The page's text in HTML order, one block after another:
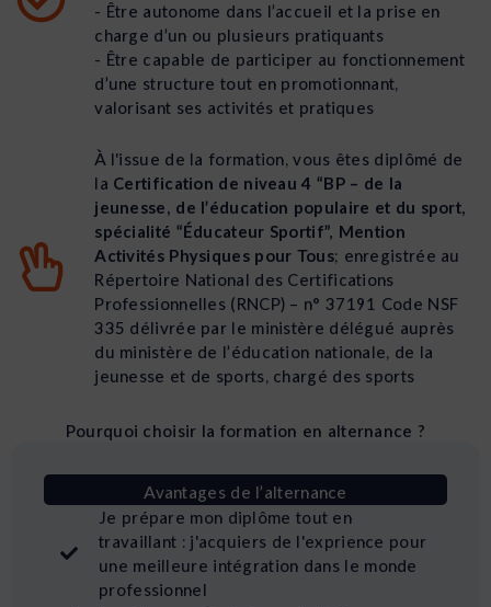
- Être autonome dans l’accueil et la prise en
charge d’un ou plusieurs pratiquants
- Être capable de participer au fonctionnement
d’une structure tout en promotionnant,
valorisant ses activités et pratiques
À l'issue de la formation, vous êtes diplômé de
la Certification de niveau 4 “BP – de la
jeunesse, de l’éducation populaire et du sport,
spécialité “Éducateur Sportif”, Mention
Activités Physiques pour Tous; enregistrée au
Répertoire National des Certifications
Professionnelles (RNCP) – n° 37191 Code NSF
335 délivrée par le ministère délégué auprès
du ministère de l’éducation nationale, de la
jeunesse et de sports, chargé des sports
Pourquoi choisir la formation en alternance ?
Avantages de l’alternance
Je prépare mon diplôme tout en
travaillant : j'acquiers de l'exprience pour
une meilleure intégration dans le monde
professionnel